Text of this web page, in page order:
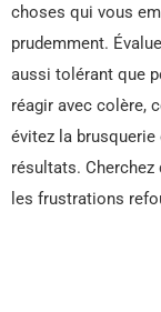
choses qui vous
prudemment.
aussi tolérant que
réagir avec colère,
évitez la
résultats.
les frustrations